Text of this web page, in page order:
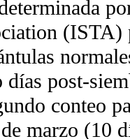
(ISTA)
días post-
conteo
marzo (10